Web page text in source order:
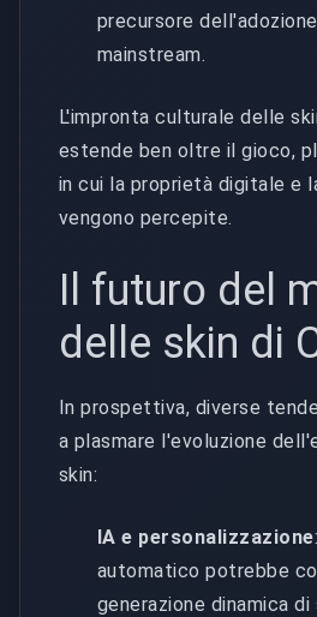
precursore
mainstream.
L'impronta culturale delle
estende ben oltre il gioco,
in cui la proprietà digitale e
vengono percepite.
Il futuro del
delle skin di
In prospettiva, diverse
a plasmare l'evoluzione
skin:
IA e personalizzazione
automatico potrebbe
generazione dinamica di